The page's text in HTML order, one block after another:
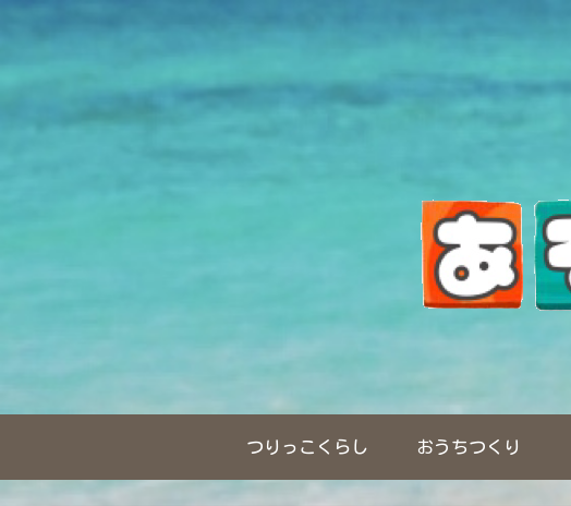
つりっこくらし おうちつくり